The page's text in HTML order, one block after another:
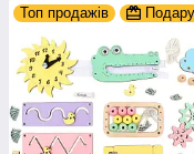
Топ продажів